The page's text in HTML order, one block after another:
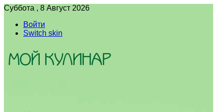
Суббота , 8 Август 2026
Войти
Switch skin